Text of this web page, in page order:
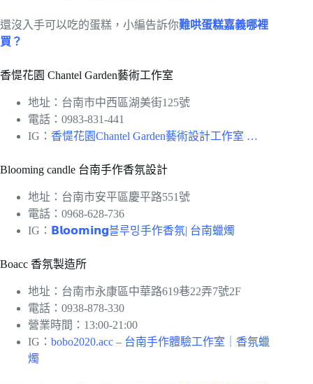
還沒入手可以吃的蛋糕，小編告訴你難哄蛋糕嘉義哪裡
買？
香惿花園 Chantel Garden藝術工作室
地址：台南市中西區湖美街125號
電話：0983-831-441
IG： 香惿花園Chantel Garden藝術設計工作室 …
Blooming candle 台南手作香氛設計
地址：台南市安平區慶平路551號
電話：0968-628-736
IG：
𝗕𝗹𝗼𝗼𝗺𝗶𝗻𝗴블루밍手作香氛| 台南蠟燭
Boacc 香氛製造所
地址：台南市永康區中華路619巷22弄7號2F
電話：0938-878-330
營業時間：13:00-21:00
IG： bobo2020.acc – 台南手作體驗工作室｜香氛蠟
燭